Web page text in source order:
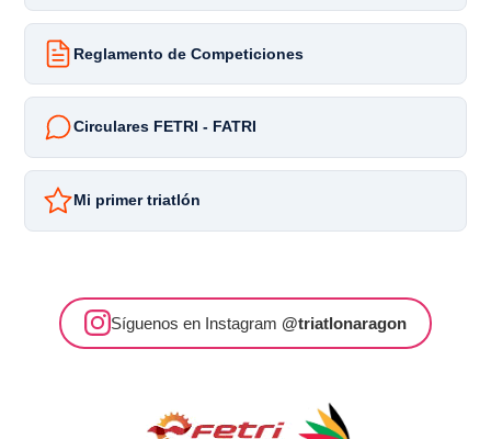
Reglamento de Competiciones
Circulares FETRI - FATRI
Mi primer triatlón
Síguenos en Instagram @triatlonaragon